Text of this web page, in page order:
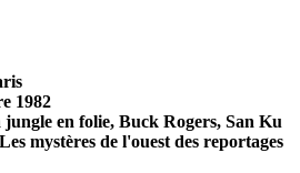
1982
jungle en folie, Buck Rogers, San Ku
mystères de l'ouest des reportages